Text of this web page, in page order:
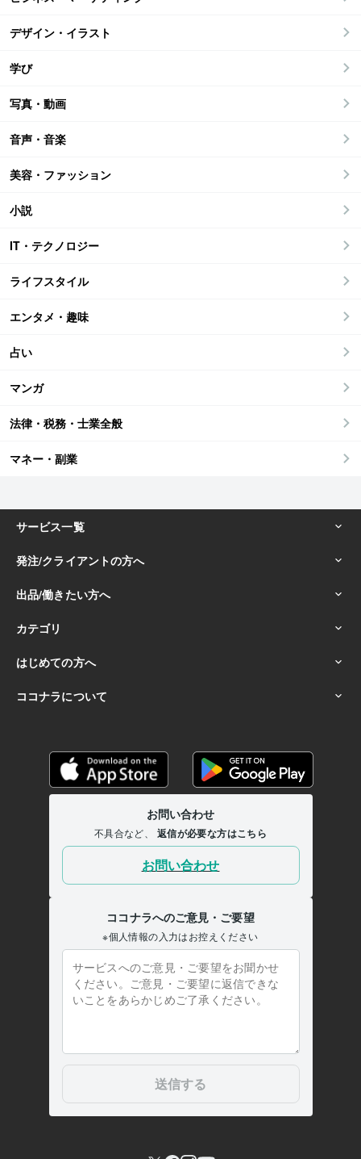
デザイン・イラスト
学び
写真・動画
音声・音楽
美容・ファッション
小説
IT・テクノロジー
ライフスタイル
エンタメ・趣味
占い
マンガ
法律・税務・士業全般
マネー・副業